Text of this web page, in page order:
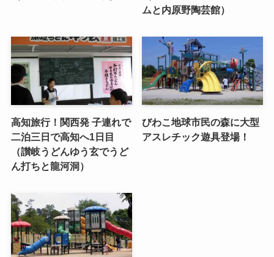
ムと内原野陶芸館）
高知旅行！関西発 子連れで
二泊三日で高知へ1日目
（讃岐うどんゆう玄でうど
ん打ちと龍河洞）
びわこ地球市民の森に大型
アスレチック遊具登場！